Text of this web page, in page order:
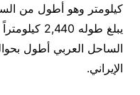
كيلومتر وهو أطول من
يبلغ طوله
الإيراني.